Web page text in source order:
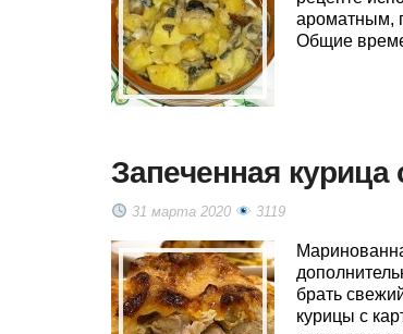
ароматным,
Общие
Запеченная
31 марта 2020 3119
брать
курицы с